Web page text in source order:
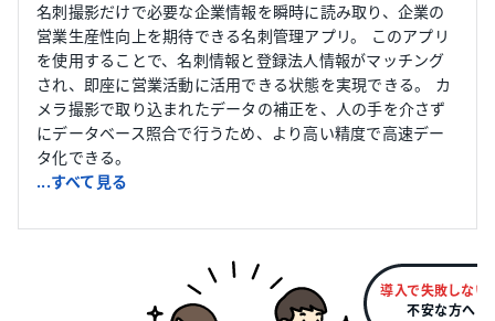
名刺撮影だけで必要な企業情報を瞬時に読み取り、企業の
営業生産性向上を期待できる名刺管理アプリ。 このアプリ
を使用することで、名刺情報と登録法人情報がマッチング
され、即座に営業活動に活用できる状態を実現できる。 カ
メラ撮影で取り込まれたデータの補正を、人の手を介さず
にデータベース照合で行うため、より高い精度で高速デー
タ化できる。
...すべて見る
導入で失敗しない
不安な方へ